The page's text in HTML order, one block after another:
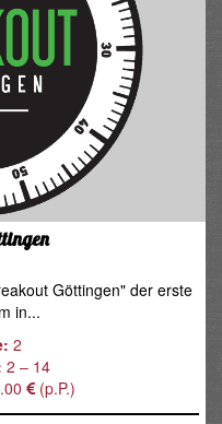
Göttingen" der erste
in...
2
2 – 14
(p.P.)